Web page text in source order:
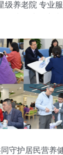
级养老院 专业
同守护居民营